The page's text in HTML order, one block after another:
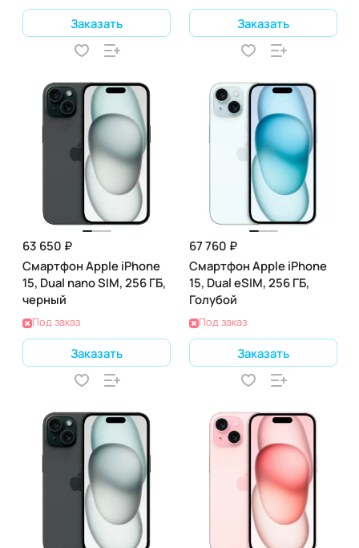
Заказать Заказать
63 650 ₽
Смартфон Apple iPhone
15, Dual nano SIM, 256 ГБ,
черный
Под заказ
Заказать
67 760 ₽
Смартфон Apple iPhone
15, Dual eSIM, 256 ГБ,
Голубой
Под заказ
Заказать